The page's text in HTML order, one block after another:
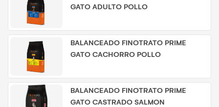
GATO ADULTO POLLO
BALANCEADO FINOTRATO PRIME
GATO CACHORRO POLLO
BALANCEADO FINOTRATO PRIME
GATO CASTRADO SALMON